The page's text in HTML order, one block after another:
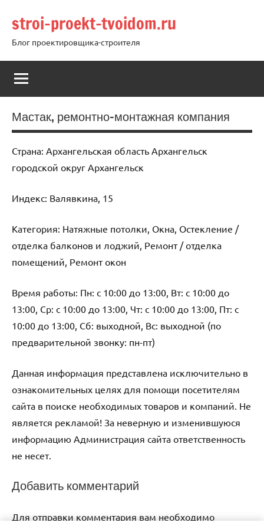
содержимому
stroi-proekt-tvoidom.ru
Блог проектировщика-строителя
Мастак, ремонтно-монтажная компания
Страна: Архангельская область Архангельск
городской округ Архангельск
Индекс: Валявкина, 15
Категория: Натяжные потолки, Окна, Остекление /
отделка балконов и лоджий, Ремонт / отделка
помещений, Ремонт окон
Время работы: Пн: с 10:00 до 13:00, Вт: с 10:00 до
13:00, Ср: с 10:00 до 13:00, Чт: с 10:00 до 13:00, Пт: с
10:00 до 13:00, Сб: выходной, Вс: выходной (по
предварительной звонку: пн-пт)
Данная информация представлена исключительно в
ознакомительных целях для помощи посетителям
сайта в поиске необходимых товаров и компаний. Не
является рекламой! За неверную и изменившуюся
информацию Администрация сайта ответственность
не несет.
Добавить комментарий
Для отправки комментария вам необходимо